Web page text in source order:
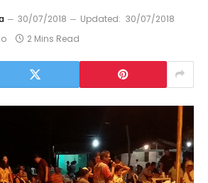
30/07/2018 Updated: 30/07/2018
2 Mins Read